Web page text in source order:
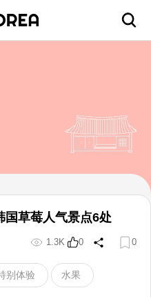
国草莓人气景点6处
1.3K 0 0
别体验 水果